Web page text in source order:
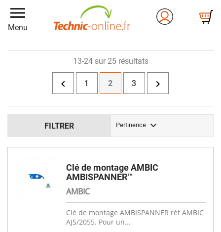
menu
Menu
FILTRER Pertinence 
13-24 sur 25 résultats
 1 2 3 
Clé de montage AMBIC
AMBISPANNER™
AMBIC
Clé de montage AMBISPANNER réf AMBIC
AJS/2055. Pour un...